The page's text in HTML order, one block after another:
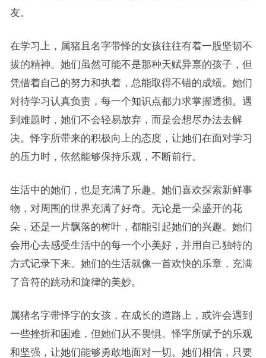
友。
在学习上，属猪且名字带怿的女孩往往有着一股坚韧不
拔的精神。她们虽然可能不是那种天赋异禀的孩子，但
凭借着自己的努力和执着，总能取得不错的成绩。她们
对待学习认真负责，每一个知识点都力求掌握透彻。遇
到难题时，她们不会轻易放弃，而是会想尽办法去解
决。怿字所带来的积极向上的态度，让她们在面对学习
的压力时，依然能够保持乐观，不断前行。
生活中的她们，也是充满了乐趣。她们喜欢探索新鲜事
物，对周围的世界充满了好奇。无论是一朵盛开的花
朵，还是一片飘落的树叶，都能引起她们的兴趣。她们
会用心去感受生活中的每一个小美好，并用自己独特的
方式记录下来。她们的生活就像一首欢快的乐章，充满
了音符的跳动和旋律的美妙。
属猪名字带怿字的女孩，在成长的道路上，或许会遇到
一些挫折和困难，但她们从不畏惧。怿字所赋予的乐观
和坚强，让她们能够勇敢地面对一切。她们相信，只要